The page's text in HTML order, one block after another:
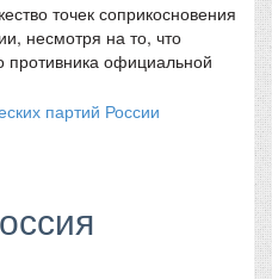
точек соприкосновения
несмотря на то, что
противника официальной